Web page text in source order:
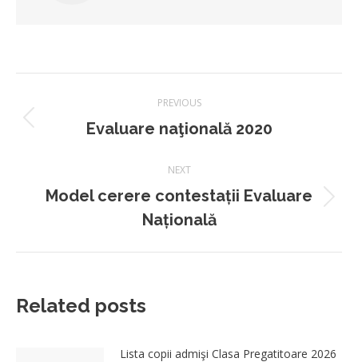
navigation
PREVIOUS
Previous
Evaluare naţională 2020
NEXT
Next
post:
Model cerere contestații Evaluare
Națională
Related posts
Lista copii admişi Clasa Pregatitoare 2026